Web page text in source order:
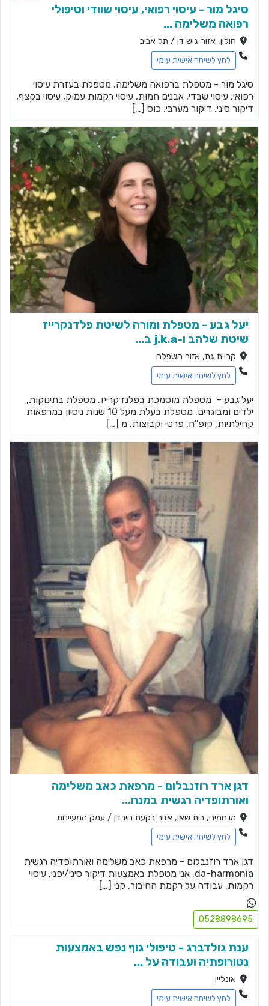
סיגל מור - עיסוי רפואי, עיסוי שוודי וטיפולי
רפואה משלימה ...
חולון, אזור גוש דן / תל אביב
לחץ לשיחה אישית עימי
סיגל מור - מטפלת ברפואה משלימה, מטפלת בעזרת עיסוי
רפואי, עיסוי שבדי, אבנים חמות, עיסוי רקמות עמוק, עיסוי בקצף,
דיקור סיני, דיקור מערבי, כוס […]
יעל גבע - מטפלת ומורה לשיטת פלדנקרייז
שיטת שלהב ו-j.k.a ב...
קריית גת, אזור השפלה
לחץ לשיחה אישית עימי
יעל גבע – מטפלת מוסמכת בפלנדקרייז. מטפלת בתינוקות,
ילדים ומבוגרים. מטפלת בעלת מעל 10 שנות ניסיון במרפאות
קהילתיות, קופ''ח, פרטי וקבוצות. מ […]
דגן ארד רוזנבלום - מרפאת כאב משלימה
ואורתופדיה רגשית במנח...
מנחמיה, בית שאן, אזור בקעת הירדן / עמק המעיינות
לחץ לשיחה אישית עימי
דגן ארד רוזנבלום - מרפאת כאב משלימה ואורתופדיה רגשית
da-harmonia. אני מטפלת באמצעות דיקור סיני/יפני, עיסוי
רקמות, עבודה על רקמת החיבור, קני […]
0528898695
ענת גולדברג - טיפולי גוף נפש באמצעות
נטורופתיה ועבודה על ...
אונליין
לחץ לשיחה אישית עימי